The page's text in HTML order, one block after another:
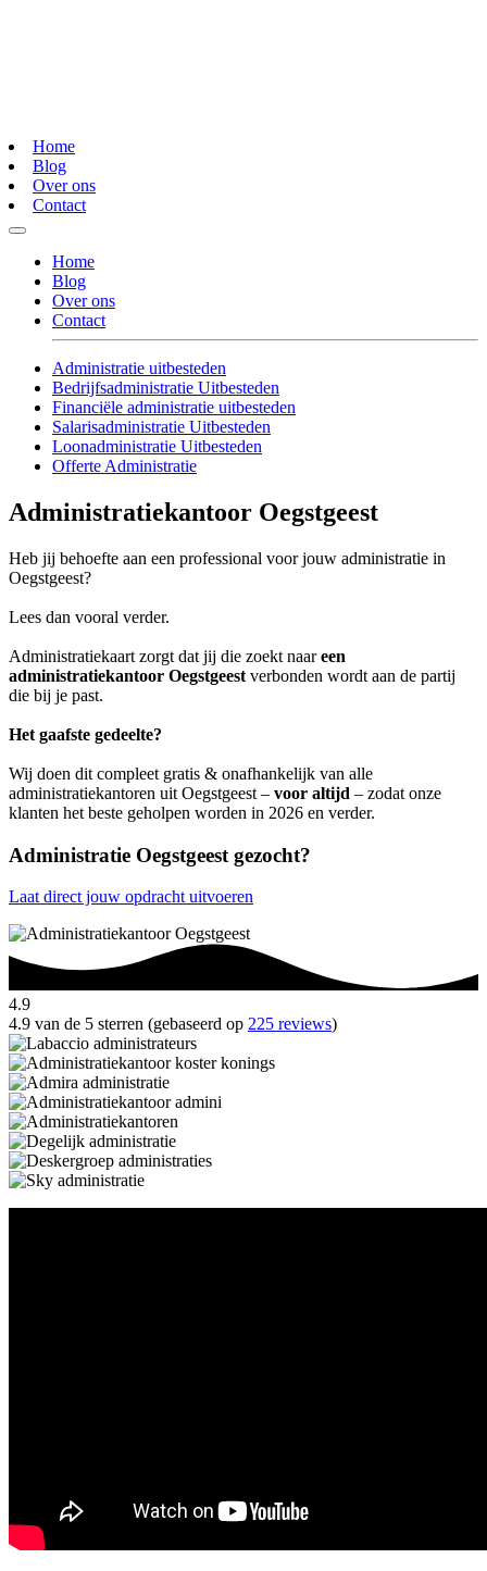
Home
Blog
Over ons
Contact
Home
Blog
Over ons
Contact
Administratie uitbesteden
Bedrijfsadministratie Uitbesteden
Financiële administratie uitbesteden
Salarisadministratie Uitbesteden
Loonadministratie Uitbesteden
Offerte Administratie
Administratiekantoor Oegstgeest
Heb jij behoefte aan een professional voor jouw administratie in
Oegstgeest?
Lees dan vooral verder.
Administratiekaart zorgt dat jij die zoekt naareen
administratiekantoor Oegstgeest verbonden wordt aan de partij
die bij je past.
Het gaafste gedeelte?
Wij doen dit compleet gratis & onafhankelijk van alle
administratiekantoren uit Oegstgeest – voor altijd – zodat onze
klanten het beste geholpen worden in 2026 en verder.
Administratie Oegstgeest gezocht?
Laat direct jouw opdracht uitvoeren
4.9
4.9 van de 5 sterren (gebaseerd op 225 reviews)